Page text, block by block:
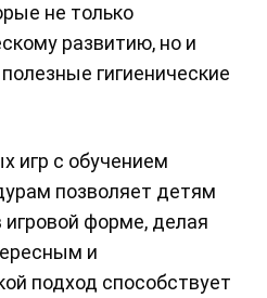
не только
развитию, но и
гигиенические
игр с обучением
позволяет детям
форме, делая
и
подход способствует